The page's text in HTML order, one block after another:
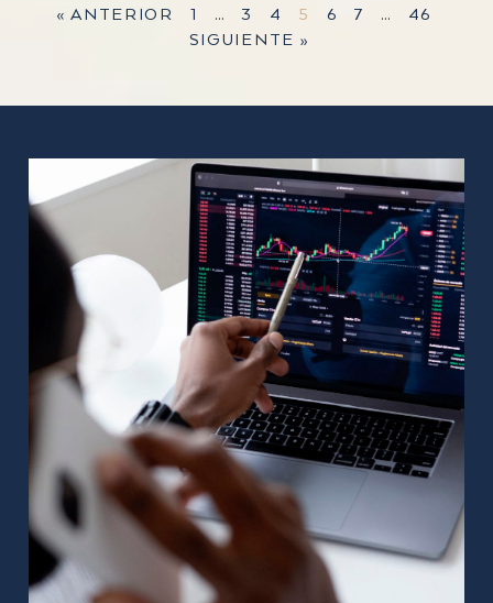
« ANTERIOR 1 … 3 4 5 6 7 …
46
SIGUIENTE »